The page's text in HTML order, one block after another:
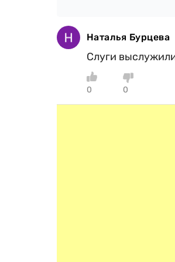
Наталья Бурцева
Слуги
0 0